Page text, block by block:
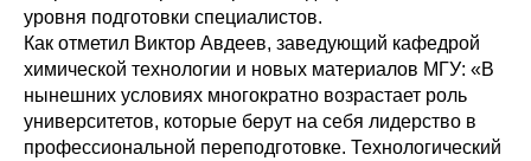
уровня подготовки специалистов.
Как отметил Виктор Авдеев, заведующий кафедрой
химической технологии и новых материалов МГУ: «В
нынешних условиях многократно возрастает роль
университетов, которые берут на себя лидерство в
профессиональной переподготовке. Технологический